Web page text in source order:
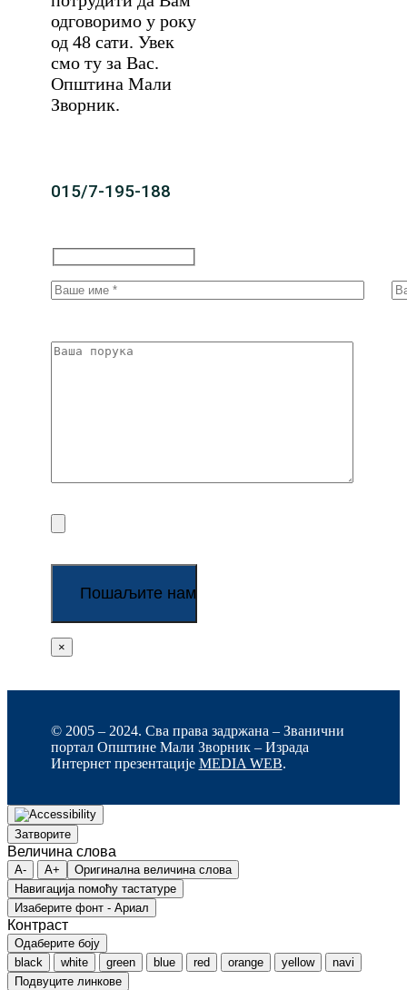
одговоримо у року
од 48 сати. Увек
смо ту за Вас.
Општина Мали
Зворник.
015/7-195-188
×
© 2005 – 2024. Сва права задржана – Званични
портал Општине Мали Зворник – Израда
Интернет презентације MEDIA WEB.
Затворите
Величина слова
A- A+
Оригинална величина слова
Навигација помоћу тастатуре
Изаберите фонт - Ариал
Контраст
Одаберите боју
black
white green blue red orange yellow
navi
Подвуците линкове